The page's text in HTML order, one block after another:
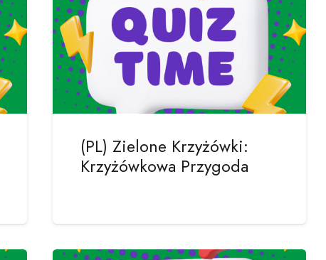
(PL) Zielone Krzyżówki:
Krzyżówkowa Przygoda